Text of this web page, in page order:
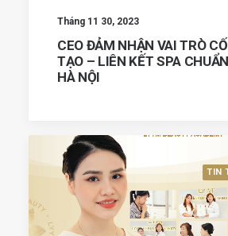
Tháng 11 30, 2023
CEO ĐẢM NHẬN VAI TRÒ
TẠO – LIÊN KẾT SPA
HÀ NỘI
TIN